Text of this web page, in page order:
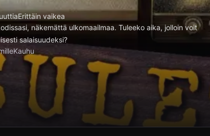
Erittäin vaikea
näkemättä ulkomaailmaa. Tuleeko aika, jolloin voit
salaisuudeksi?
Kauhu